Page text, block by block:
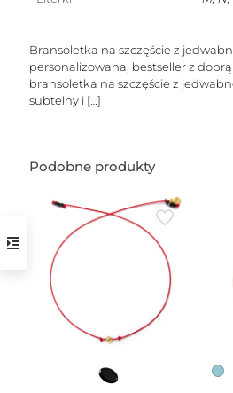
Bransoletka na szczęście z
personalizowana, bestseller z
bransoletka na szczęście z
subtelny i […]
Podobne produkty